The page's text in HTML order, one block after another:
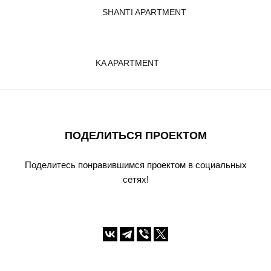
SHANTI APARTMENT
KA APARTMENT
ПОДЕЛИТЬСЯ ПРОЕКТОМ
Поделитесь понравившимся проектом в социальных
сетях!